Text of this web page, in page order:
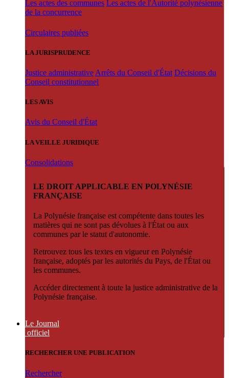
Les actes des communes Les actes de l'Autorité polynésienne
de la concurrence
Circulaires publiées
LA JURISPRUDENCE
Justice administrative Arrêts du Conseil d'État Décisions du
Conseil constitutionnel
LES AVIS
Avis du Conseil d'État
LA VEILLE JURIDIQUE
Consolidations
LE DROIT APPLICABLE EN POLYNÉSIE
FRANÇAISE
La Polynésie française est compétente dans toutes les
matières qui ne sont pas dévolues à l'État ou aux
communes par le statut d'autonomie.
Retrouvez tous les textes en vigueur en Polynésie
française, adoptés par les autorités du Pays, de l'État ou
les communes.
Accéder directement à toute la justice administrative de la
Polynésie française.
Le Journal
officiel
RECHERCHER UNE PUBLICATION
Rechercher